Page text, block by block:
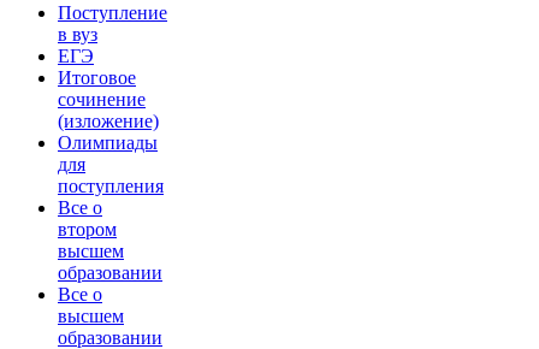
Поступление
в вуз
ЕГЭ
Итоговое
сочинение
(изложение)
Олимпиады
для
поступления
Все о
втором
высшем
образовании
Все о
высшем
образовании